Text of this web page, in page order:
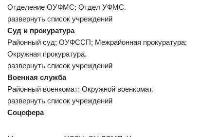
Отделение ОУФМС; Отдел УФМС.
развернуть список учреждений
Суд и прокуратура
Районный суд; ОУФССП; Межрайонная прокуратура;
Окружная прокуратура.
развернуть список учреждений
Военная служба
Районный военкомат; Окружной военкомат.
развернуть список учреждений
Соцсфера